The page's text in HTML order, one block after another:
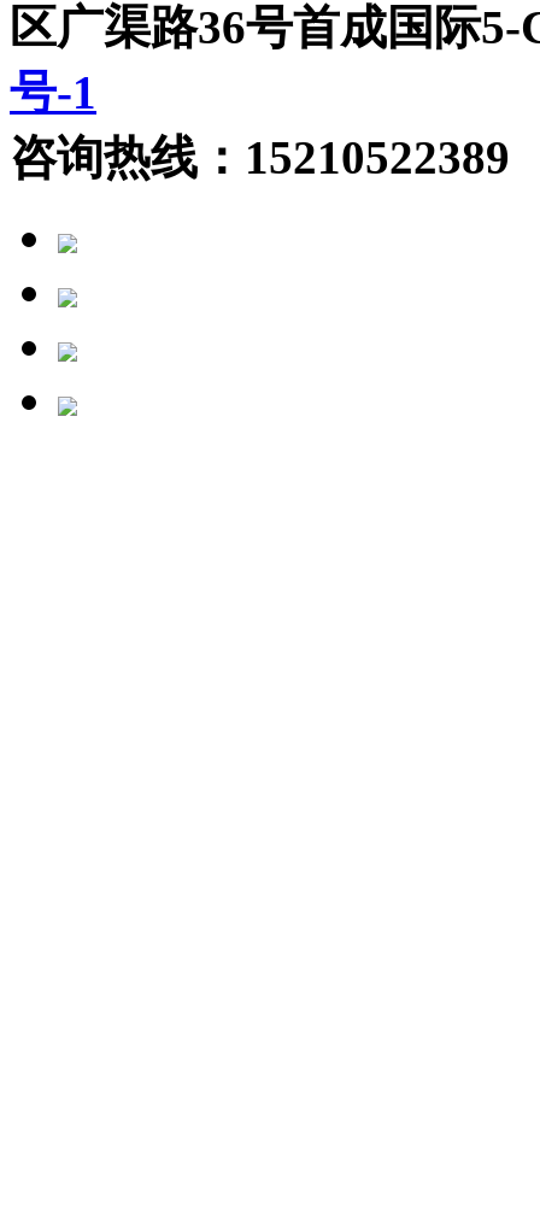
区广渠路36号首成国际
号-1
咨询热线：